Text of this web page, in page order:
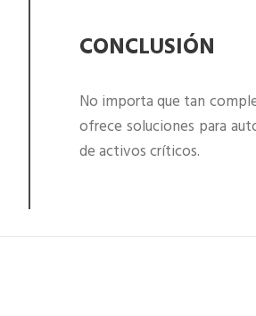
CONCLUSIÓN
No importa que tan
ofrece soluciones para
de activos críticos.